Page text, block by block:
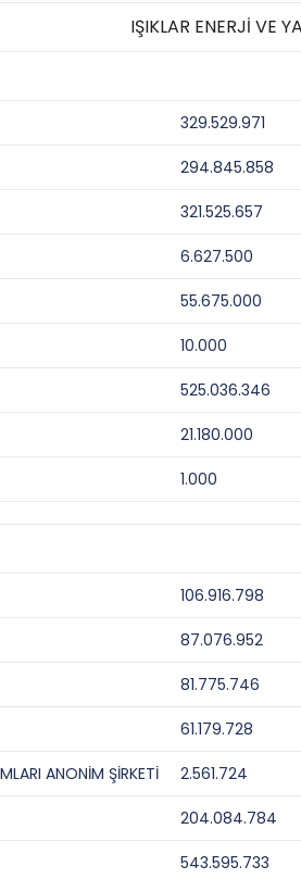
IŞIKLAR ENERJİ VE
329.529.971
294.845.858
321.525.657
6.627.500
55.675.000
10.000
525.036.346
21.180.000
1.000
106.916.798
87.076.952
81.775.746
61.179.728
ANONİM ŞİRKETİ 2.561.724
204.084.784
543.595.733